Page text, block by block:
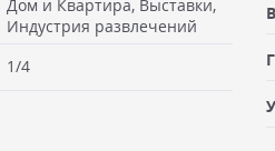
после предоплаты или
необходимо иметь при
либо документ
Дом и Квартира, Выставки,
Индустрия развлечений
1/4